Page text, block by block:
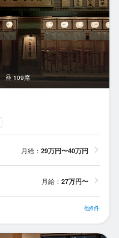
109席
月給： 29万円〜40万円
月給： 27万円〜
他6件